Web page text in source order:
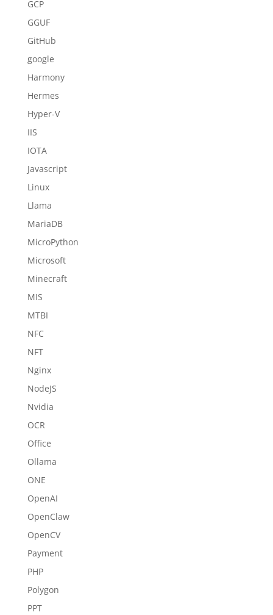
GCP
GGUF
GitHub
google
Harmony
Hermes
Hyper-V
IIS
IOTA
Javascript
Linux
Llama
MariaDB
MicroPython
Microsoft
Minecraft
MIS
MTBI
NFC
NFT
Nginx
NodeJS
Nvidia
OCR
Office
Ollama
ONE
OpenAI
OpenClaw
OpenCV
Payment
PHP
Polygon
PPT